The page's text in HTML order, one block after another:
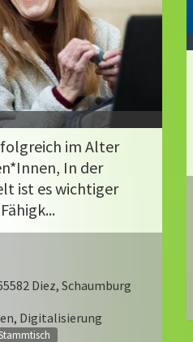
im Alter
In der
ist es wichtiger
Diez, Schaumburg
Digitalisierung